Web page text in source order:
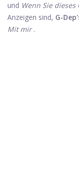
und Wenn Sie
Anzeigen sind, G-
Mit mir.